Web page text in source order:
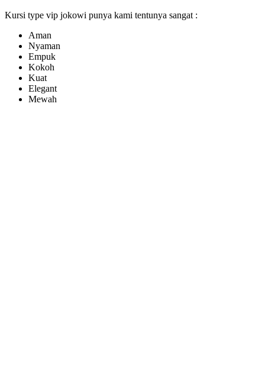
Kursi type vip jokowi punya kami tentunya sangat :
Aman
Nyaman
Empuk
Kokoh
Kuat
Elegant
Mewah